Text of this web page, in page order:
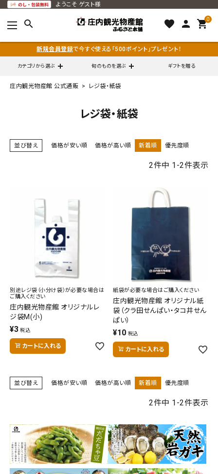
ようこそ ゲスト様
search favorite person 0
shopping_cart
新規会員登録で今すぐ使える「500ポイント」プレゼント！
カテゴリから選ぶ 旬のものを選ぶ ギフトを贈る
schedule 通販営業時間 - 平日9:00～12:00
ログイン
熨斗（のし）・包装無料
カテゴリーから選ぶ
山形のお土産から選ぶ
価格から選ぶ
ご利用ガイド
特定商取引法について
お問い合わせ
キーワード
価格から探す
円 ～ 円
在庫の有無
庄内観光物産館 公式通販 レジ袋・紙袋
レジ袋・紙袋
並び替え 価格が安い順 価格が高い順 新着順 優先度順
2件中 1 -2件表示
別途レジ袋（小分け袋）が必要な場合は
ご購入ください
庄内観光物産館 オリジナルレ
ジ袋M(小)
¥3 税込
カートに入れる
紙袋が必要な場合はご購入ください
庄内観光物産館 オリジナル紙
袋（クラ田せんぱい・タコ井せん
ぱい）
¥10 税込
カートに入れる
並び替え 価格が安い順 価格が高い順 新着順 優先度順
2件中 1 -2件表示